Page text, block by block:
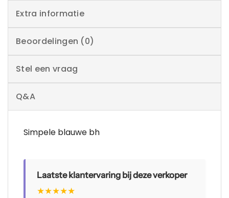
Extra informatie
Beoordelingen (0)
Stel een vraag
Q&A
Simpele blauwe bh
Laatste klantervaring bij deze verkoper
★★★★★